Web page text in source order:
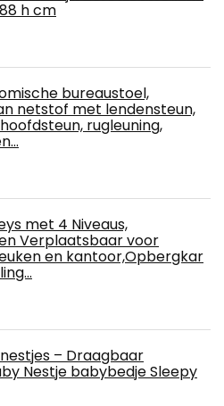
h cm
bureaustoel,
netstof met lendensteun,
rugleuning,
met 4 Niveaus,
Verplaatsbaar voor
en kantoor,Opbergkar
– Draagbaar
Nestje babybedje Sleepy